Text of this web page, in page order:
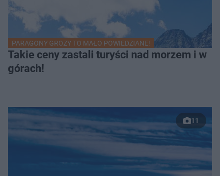
PARAGONY GROZY TO MAŁO POWIEDZIANE!
Takie ceny zastali turyści nad morzem i w
górach!
11